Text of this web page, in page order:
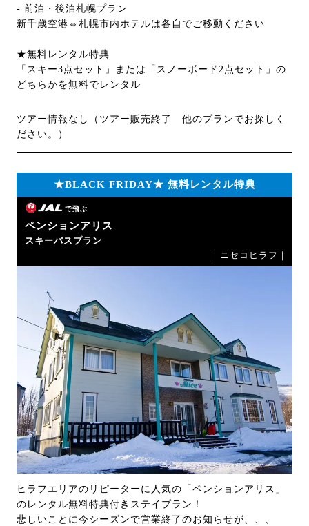
- 前泊・後泊札幌プラン
新千歳空港⇔札幌市内ホテルは各自でご移動ください
★無料レンタル特典
「スキー3点セット」または「スノーボード2点セット」の
どちらかを無料でレンタル
ツアー情報なし（ツアー販売終了 他のプランでお探しく
ださい。）
★BLACK FRIDAY★ 無料レンタル特典
で飛ぶ
ペンションアリス
スキーバスプラン
｜ニセコヒラフ｜
ヒラフエリアのリピーターに人気の「ペンションアリス」
のレンタル無料特典付きステイプラン！
悲しいことに今シーズンで営業終了のお知らせが、、、